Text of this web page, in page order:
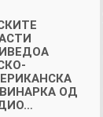
ОД